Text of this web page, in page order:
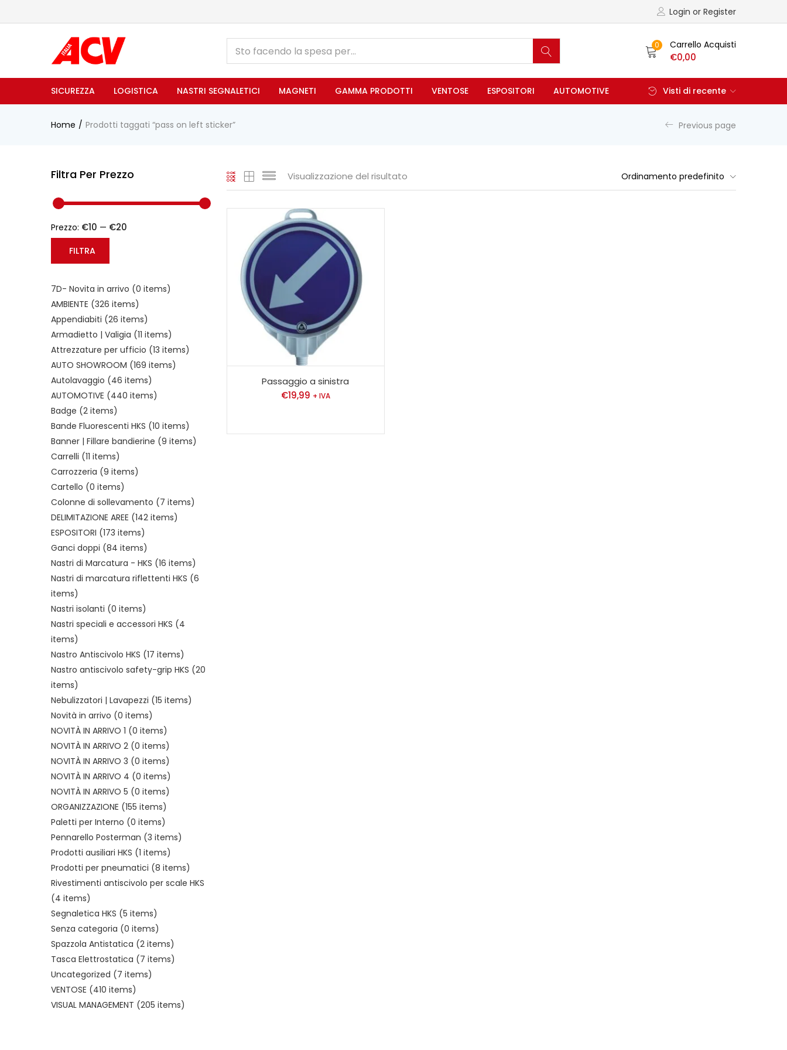
Login or Register
0 Carrello Acquisti
€0,00
SICUREZZA LOGISTICA NASTRI SEGNALETICI MAGNETI GAMMA PRODOTTI VENTOSE ESPOSITORI AUTOMOTIVE Visti di recente
Home Prodotti taggati “pass on left sticker” Previous page
Visualizzazione del risultato Ordinamento predefinito
Passaggio a sinistra
€19,99 + IVA
Filtra Per Prezzo
FILTRA
Prezzo: €10 — €20
7D- Novita in arrivo (0 items)
AMBIENTE (326 items)
Appendiabiti (26 items)
Armadietto | Valigia (11 items)
Attrezzature per ufficio (13 items)
AUTO SHOWROOM (169 items)
Autolavaggio (46 items)
AUTOMOTIVE (440 items)
Badge (2 items)
Bande Fluorescenti HKS (10 items)
Banner | Fillare bandierine (9 items)
Carrelli (11 items)
Carrozzeria (9 items)
Cartello (0 items)
Colonne di sollevamento (7 items)
DELIMITAZIONE AREE (142 items)
ESPOSITORI (173 items)
Ganci doppi (84 items)
Nastri di Marcatura - HKS (16 items)
Nastri di marcatura riflettenti HKS (6
items)
Nastri isolanti (0 items)
Nastri speciali e accessori HKS (4
items)
Nastro Antiscivolo HKS (17 items)
Nastro antiscivolo safety-grip HKS (20
items)
Nebulizzatori | Lavapezzi (15 items)
Novità in arrivo (0 items)
NOVITÀ IN ARRIVO 1 (0 items)
NOVITÀ IN ARRIVO 2 (0 items)
NOVITÀ IN ARRIVO 3 (0 items)
NOVITÀ IN ARRIVO 4 (0 items)
NOVITÀ IN ARRIVO 5 (0 items)
ORGANIZZAZIONE (155 items)
Paletti per Interno (0 items)
Pennarello Posterman (3 items)
Prodotti ausiliari HKS (1 items)
Prodotti per pneumatici (8 items)
Rivestimenti antiscivolo per scale HKS
(4 items)
Segnaletica HKS (5 items)
Senza categoria (0 items)
Spazzola Antistatica (2 items)
Tasca Elettrostatica (7 items)
Uncategorized (7 items)
VENTOSE (410 items)
VISUAL MANAGEMENT (205 items)